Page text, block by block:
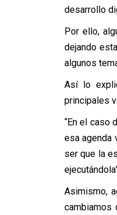
desarrollo
Por ello,
dejando
algunos
Así lo
principales
“En el caso
esa agenda
ser que la
Asimismo,
cambiamos